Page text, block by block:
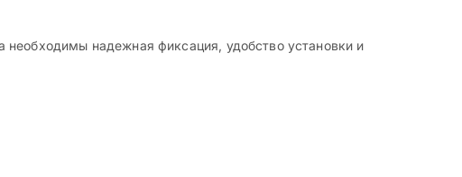
надежная фиксация, удобство установки и